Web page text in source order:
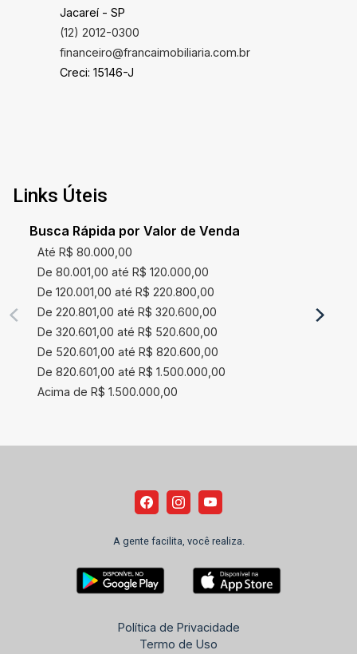
Jacareí - SP
(12) 2012-0300
financeiro@francaimobiliaria.com.br
Creci: 15146-J
Links Úteis
Busca Rápida por Valor de Venda
Até R$ 80.000,00
De 80.001,00 até R$ 120.000,00
De 120.001,00 até R$ 220.800,00
De 220.801,00 até R$ 320.600,00
De 320.601,00 até R$ 520.600,00
De 520.601,00 até R$ 820.600,00
De 820.601,00 até R$ 1.500.000,00
Acima de R$ 1.500.000,00
A gente facilita, você realiza.
Política de Privacidade
Termo de Uso